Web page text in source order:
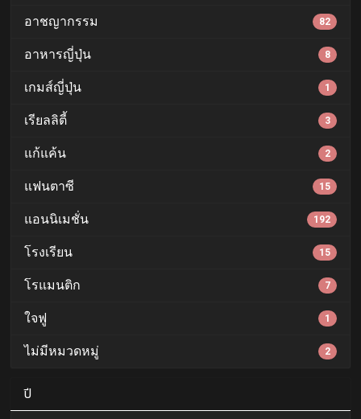
อาชญากรรม 82
อาหารญี่ปุ่น 8
เกมส์ญี่ปุ่น 1
เรียลลิตี้ 3
แก้แค้น 2
แฟนตาซี 15
แอนนิเมชั่น 192
โรงเรียน 15
โรแมนติก 7
ใจฟู 1
ไม่มีหมวดหมู่ 2
ปี